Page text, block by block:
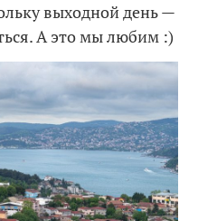
выходной день —
А это мы любим :)